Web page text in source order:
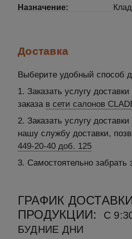
Назначение:
Доставка
Выберите удобный способ
1. Заказать услугу
заказа в сети салонов
2. Заказать услугу
нашу службу доставки,
449-20-40 доб. 125
3. Самостоятельно забрать
ГРАФИК
ПРОДУКЦИИ:
С
БУДНИЕ ДНИ